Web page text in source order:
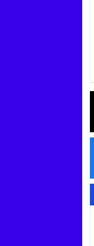
الحالة الصحية لسائق
وإسبانيا في عملية أمنية